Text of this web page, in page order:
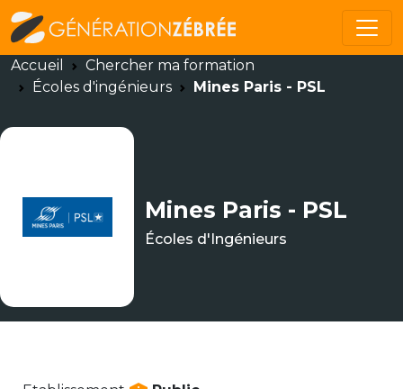
Accueil
Chercher ma formation
Écoles d'ingénieurs
Mines Paris - PSL
Mines Paris - PSL
Écoles d'Ingénieurs